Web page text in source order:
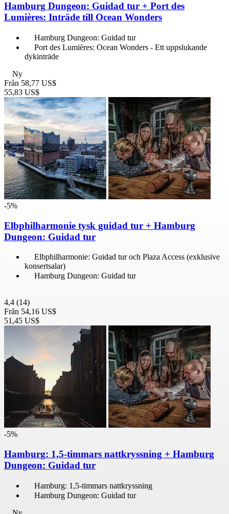
Hamburg Dungeon: Guidad tur + Port des
Lumières: Inträde till Ocean Wonders
Hamburg Dungeon: Guidad tur
Port des Lumières: Ocean Wonders - Ett uppslukande
dykinträde
Ny
Från 58,77 US$
55,83 US$
-5%
Elbphilharmonie tysk guidad tur + Hamburg
Dungeon: Guidad tur
Elbphilharmonie: Guidad tur och Plaza Access (exklusive
konsertsalar)
Hamburg Dungeon: Guidad tur
4,4 (14)
Från 54,16 US$
51,45 US$
-5%
Hamburg: 1,5-timmars nattkryssning + Hamburg
Dungeon: Guidad tur
Hamburg: 1,5-timmars nattkryssning
Hamburg Dungeon: Guidad tur